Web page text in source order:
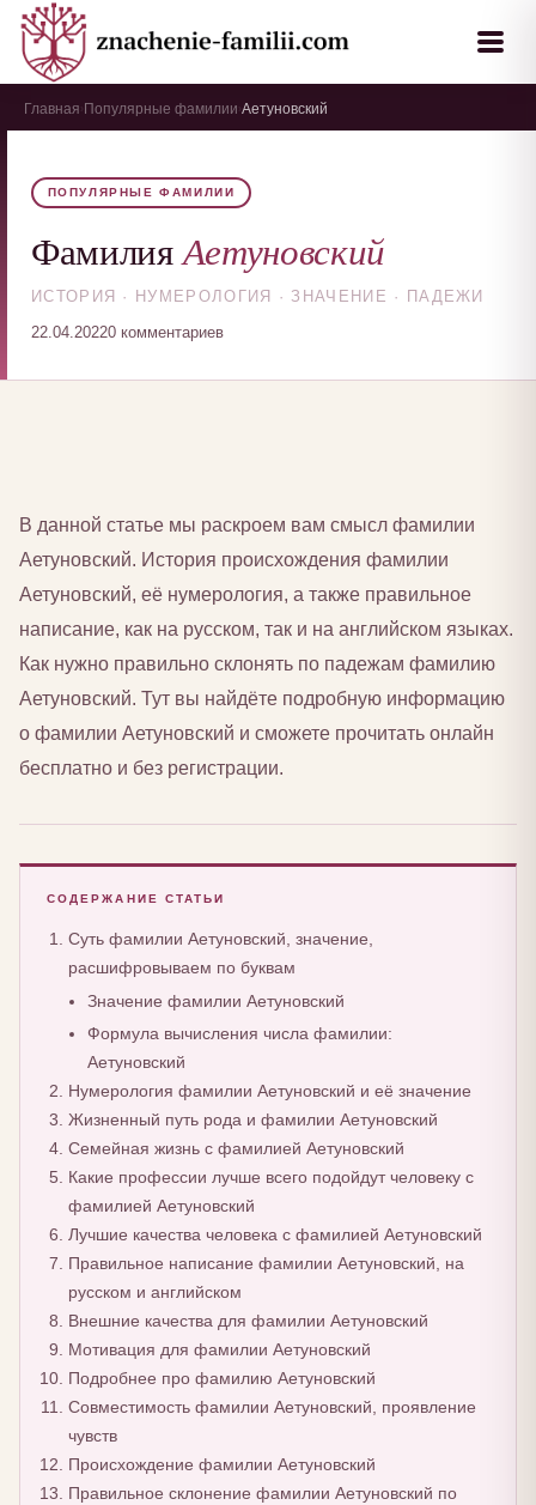
Главная Популярные фамилии Аетуновский
ПОПУЛЯРНЫЕ ФАМИЛИИ
ФамилияАетуновский
ИСТОРИЯ · НУМЕРОЛОГИЯ · ЗНАЧЕНИЕ · ПАДЕЖИ
22.04.20220 комментариев
В данной статье мы раскроем вам смысл фамилии
Аетуновский. История происхождения фамилии
Аетуновский, её нумерология, а также правильное
написание, как на русском, так и на английском языках.
Как нужно правильно склонять по падежам фамилию
Аетуновский. Тут вы найдёте подробную информацию
о фамилии Аетуновский и сможете прочитать онлайн
бесплатно и без регистрации.
СОДЕРЖАНИЕ СТАТЬИ
Суть фамилии Аетуновский, значение,
расшифровываем по буквам
Значение фамилии Аетуновский
Формула вычисления числа фамилии:
Аетуновский
Нумерология фамилии Аетуновский и её значение
Жизненный путь рода и фамилии Аетуновский
Семейная жизнь с фамилией Аетуновский
Какие профессии лучше всего подойдут человеку с
фамилией Аетуновский
Лучшие качества человека с фамилией Аетуновский
Правильное написание фамилии Аетуновский, на
русском и английском
Внешние качества для фамилии Аетуновский
Мотивация для фамилии Аетуновский
Подробнее про фамилию Аетуновский
Совместимость фамилии Аетуновский, проявление
чувств
Происхождение фамилии Аетуновский
Правильное склонение фамилии Аетуновский по